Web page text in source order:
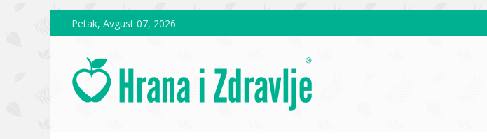
Skip to main contentPetak, Avgust 07, 2026